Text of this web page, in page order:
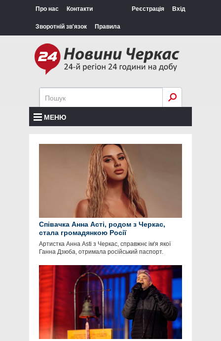
Про нас Контакти
Зворотній зв'язок Правила
Реєстрація Вхід
МЕНЮ
Співачка Анна Асті, родом з Черкас,
стала громадянкою Росії
Артистка Анна Asti з Черкас, справжнє ім'я якої
Ганна Дзюба, отримала російський паспорт.